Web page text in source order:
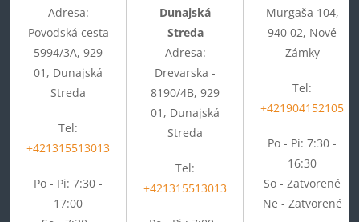
Adresa:
Povodská cesta
5994/3A, 929
01, Dunajská
Streda
Tel:
+421315513013
Po - Pi: 7:30 -
17:00
Dunajská
Streda
Adresa:
Drevarska -
8190/4B, 929
01, Dunajská
Streda
Tel:
+421315513013
Murgaša 104,
940 02, Nové
Zámky
Tel:
+421904152105
Po - Pi: 7:30 -
16:30
So - Zatvorené
Ne - Zatvorené